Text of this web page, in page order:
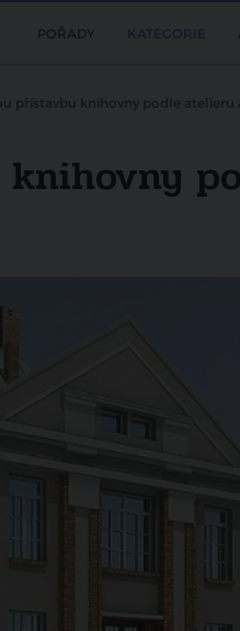
POŘADY
přístavbu knihovny podle